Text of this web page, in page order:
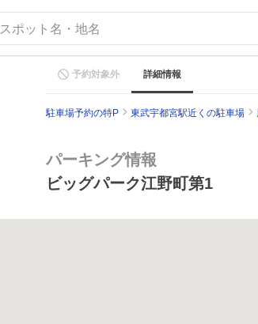
スポット名・地名
予約対象外 詳細情報
駐車場予約の特P 東武宇都宮駅近くの駐車場
パーキング情報
ビッグパーク江野町第1